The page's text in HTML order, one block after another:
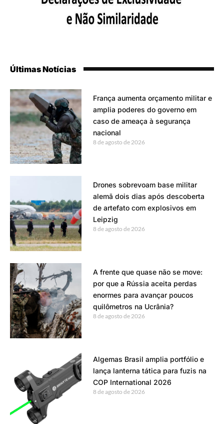
Últimas Notícias
França aumenta orçamento militar e
amplia poderes do governo em
caso de ameaça à segurança
nacional
8 de agosto de 2026
Drones sobrevoam base militar
alemã dois dias após descoberta
de artefato com explosivos em
Leipzig
8 de agosto de 2026
A frente que quase não se move:
por que a Rússia aceita perdas
enormes para avançar poucos
quilômetros na Ucrânia?
8 de agosto de 2026
Algemas Brasil amplia portfólio e
lança lanterna tática para fuzis na
COP International 2026
8 de agosto de 2026